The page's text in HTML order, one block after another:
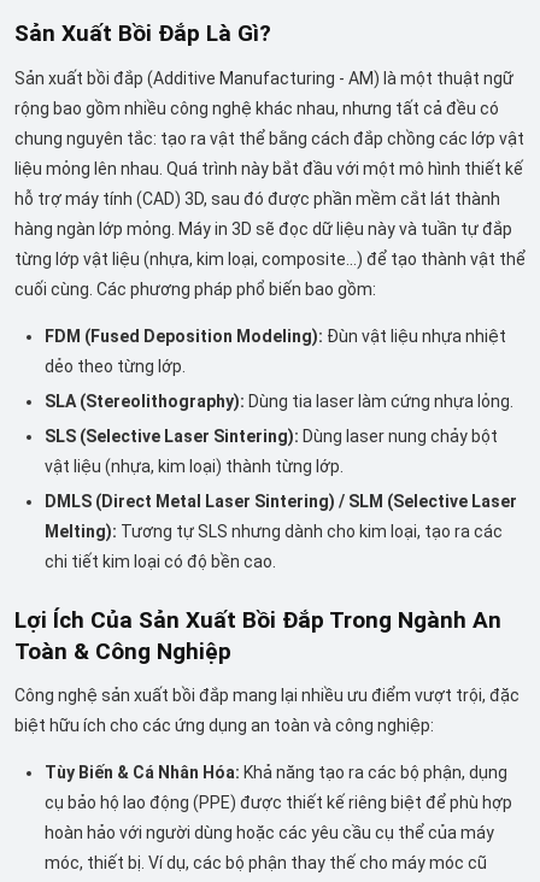
Sản Xuất Bồi Đắp Là Gì?
Sản xuất bồi đắp (Additive Manufacturing - AM) là một thuật ngữ
rộng bao gồm nhiều công nghệ khác nhau, nhưng tất cả đều có
chung nguyên tắc: tạo ra vật thể bằng cách đắp chồng các lớp vật
liệu mỏng lên nhau. Quá trình này bắt đầu với một mô hình thiết kế
hỗ trợ máy tính (CAD) 3D, sau đó được phần mềm cắt lát thành
hàng ngàn lớp mỏng. Máy in 3D sẽ đọc dữ liệu này và tuần tự đắp
từng lớp vật liệu (nhựa, kim loại, composite...) để tạo thành vật thể
cuối cùng. Các phương pháp phổ biến bao gồm:
FDM (Fused Deposition Modeling): Đùn vật liệu nhựa nhiệt
dẻo theo từng lớp.
SLA (Stereolithography): Dùng tia laser làm cứng nhựa lỏng.
SLS (Selective Laser Sintering): Dùng laser nung chảy bột
vật liệu (nhựa, kim loại) thành từng lớp.
DMLS (Direct Metal Laser Sintering) / SLM (Selective Laser
Melting): Tương tự SLS nhưng dành cho kim loại, tạo ra các
chi tiết kim loại có độ bền cao.
Lợi Ích Của Sản Xuất Bồi Đắp Trong Ngành An
Toàn & Công Nghiệp
Công nghệ sản xuất bồi đắp mang lại nhiều ưu điểm vượt trội, đặc
biệt hữu ích cho các ứng dụng an toàn và công nghiệp:
Tùy Biến & Cá Nhân Hóa: Khả năng tạo ra các bộ phận, dụng
cụ bảo hộ lao động (PPE) được thiết kế riêng biệt để phù hợp
hoàn hảo với người dùng hoặc các yêu cầu cụ thể của máy
móc, thiết bị. Ví dụ, các bộ phận thay thế cho máy móc cũ